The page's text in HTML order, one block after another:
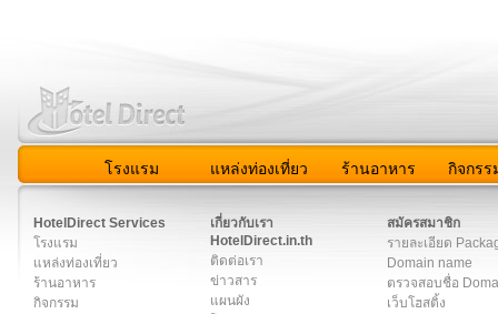
โรงแรม แหล่งท่องเที่ยว ร้านอาหาร กิจกรร
HotelDirect Services
โรงแรม
แหล่งท่องเที่ยว
ร้านอาหาร
กิจกรรม
เกี่ยวกับเรา
HotelDirect.in.th
ติดต่อเรา
ข่าวสาร
แผนผัง
สมัครสมาชิก
รายละเอียด
Domain name
ตรวจสอบชื่อ
เว็บโฮสติ้ง